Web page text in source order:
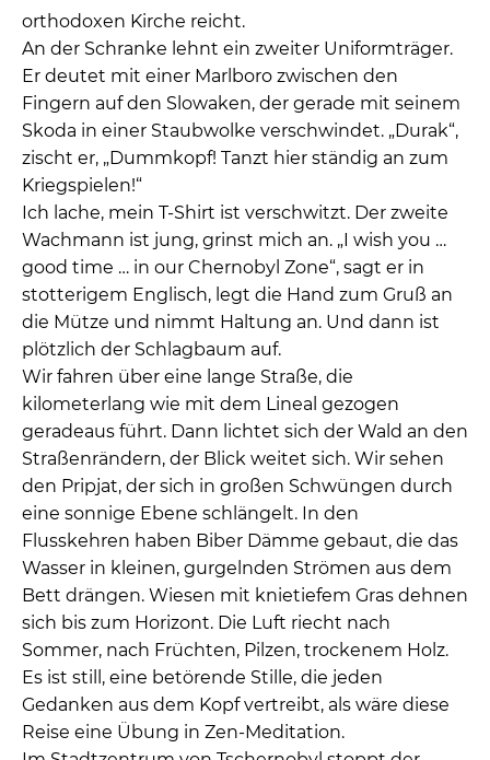
orthodoxen Kirche reicht.
An der Schranke lehnt ein zweiter Uniformträger.
Er deutet mit einer Marlboro zwischen den
Fingern auf den Slowaken, der gerade mit seinem
Skoda in einer Staubwolke verschwindet. „Durak“,
zischt er, „Dummkopf! Tanzt hier ständig an zum
Kriegspielen!“
Ich lache, mein T-Shirt ist verschwitzt. Der zweite
Wachmann ist jung, grinst mich an. „I wish you …
good time … in our Chernobyl Zone“, sagt er in
stotterigem Englisch, legt die Hand zum Gruß an
die Mütze und nimmt Haltung an. Und dann ist
plötzlich der Schlagbaum auf.
Wir fahren über eine lange Straße, die
kilometerlang wie mit dem Lineal gezogen
geradeaus führt. Dann lichtet sich der Wald an den
Straßenrändern, der Blick weitet sich. Wir sehen
den Pripjat, der sich in großen Schwüngen durch
eine sonnige Ebene schlängelt. In den
Flusskehren haben Biber Dämme gebaut, die das
Wasser in kleinen, gurgelnden Strömen aus dem
Bett drängen. Wiesen mit knietiefem Gras dehnen
sich bis zum Horizont. Die Luft riecht nach
Sommer, nach Früchten, Pilzen, trockenem Holz.
Es ist still, eine betörende Stille, die jeden
Gedanken aus dem Kopf vertreibt, als wäre diese
Reise eine Übung in Zen-Meditation.